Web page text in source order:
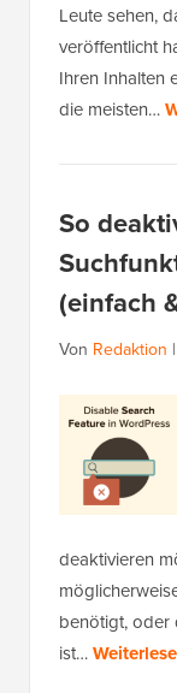
Leute sehen,
veröffentlicht
Ihren Inhalten
die meisten…
So
(einfach
Von Redaktion |
deaktivieren
benötigt, oder
ist…